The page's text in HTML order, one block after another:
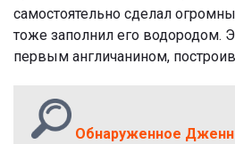
самостоятельно сделал
тоже заполнил его водородом.
первым англичанином,
Обнаруженное